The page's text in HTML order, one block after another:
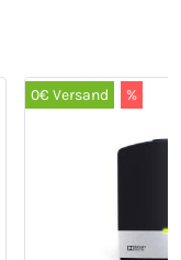
0€ Versand %